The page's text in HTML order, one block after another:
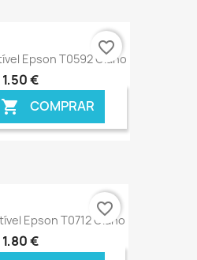
€ ONLINE
Epson T0592 Ciano
1,50 €
 COMPRAR
€ ONLINE
favorite_border
Epson T0712 Ciano
1,80 €
favorite_border